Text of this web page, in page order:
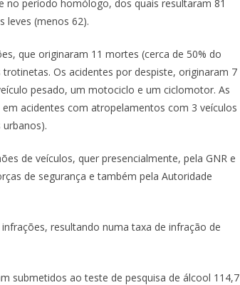
no período homólogo, dos quais resultaram 81
leves (menos 62).
que originaram 11 mortes (cerca de 50% do
Os acidentes por despiste, originaram 7
pesado, um motociclo e um ciclomotor. As
acidentes com atropelamentos com 3 veículos
de veículos, quer presencialmente, pela GNR e
de segurança e também pela Autoridade
resultando numa taxa de infração de
submetidos ao teste de pesquisa de álcool 114,7